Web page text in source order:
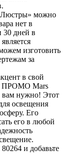
можно
нет в
30 дней в
изготовить
за
в свой
ПРОМО Mars
вам нужно! Этот
освещения
Его
его в любой
и добавьте